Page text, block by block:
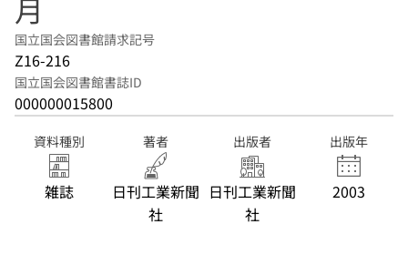
月
国立国会図書館請求記号
Z16-216
国立国会図書館書誌ID
000000015800
資料種別
雑誌
著者
日刊工業新聞
社
出版者
日刊工業新聞
社
出版年
2003